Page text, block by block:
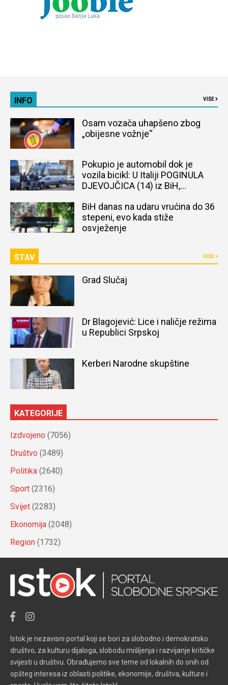
INFO VIŠE
Osam vozača uhapšeno zbog
„obijesne vožnje“
Pokupio je automobil dok je
vozila bicikl: U Italiji POGINULA
DJEVOJČICA (14) iz BiH,
BiH danas na udaru vrućina do 36
stepeni, evo kada stiže
osvježenje
STAV VIŠE
Grad Slučaj
Dr Blagojević: Lice i naličje režima
u Republici Srpskoj
Kerberi Narodne skupštine
KATEGORIJE
Izdvojeno (7056)
Društvo (3489)
Politika (2640)
Sport (2316)
Svijet (2283)
Ekonomija (2048)
Region (1732)
Istok je nezavisni portal koji se bori za slobodno i demokratsko
društvo, za kulturu dijaloga, slobodu mišljenja i razvijanje kritičke
svijesti u društvu. Obrađujemo sve teme od lokalnih do onih od
opšteg interesa iz oblasti politike, ekonomije, društva, kulture i